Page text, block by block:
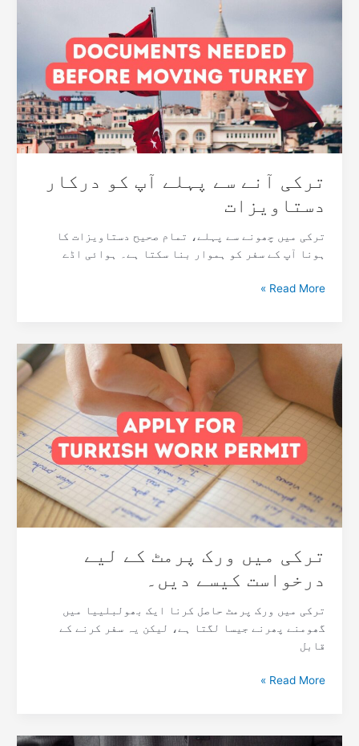
ترکی آنے سے پہلے آپ کو درکار
دستاویزات
ترکی میں چھونے سے پہلے، تمام صحیح دستاویزات کا
ہونا آپ کے سفر کو ہموار بنا سکتا ہے۔ ہوائی اڈے
کو
درکار
دستاویزات
Read More »
ترکی میں ورک پرمٹ کے لیے
درخواست کیسے دیں۔
ترکی میں ورک پرمٹ حاصل کرنا ایک بھولبلییا میں
گھومنے پھرنے جیسا لگتا ہے، لیکن یہ سفر کرنے کے
قابل
ترکی
پرمٹ
کے
لیے
درخواست
دیں۔
Read More »